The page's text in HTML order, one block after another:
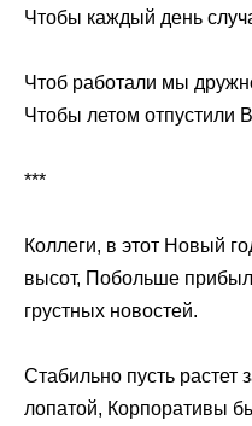
Чтобы каждый день
Чтоб работали мы
Чтобы летом отпустили
***
Коллеги, в этот Новый
высот, Побольше
грустных новостей.
Стабильно пусть растет
лопатой, Корпоративы